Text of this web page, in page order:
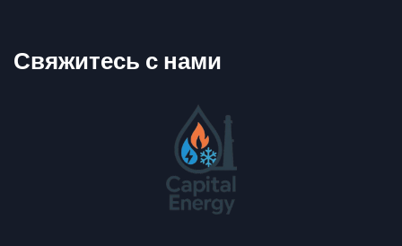
Свяжитесь с нами